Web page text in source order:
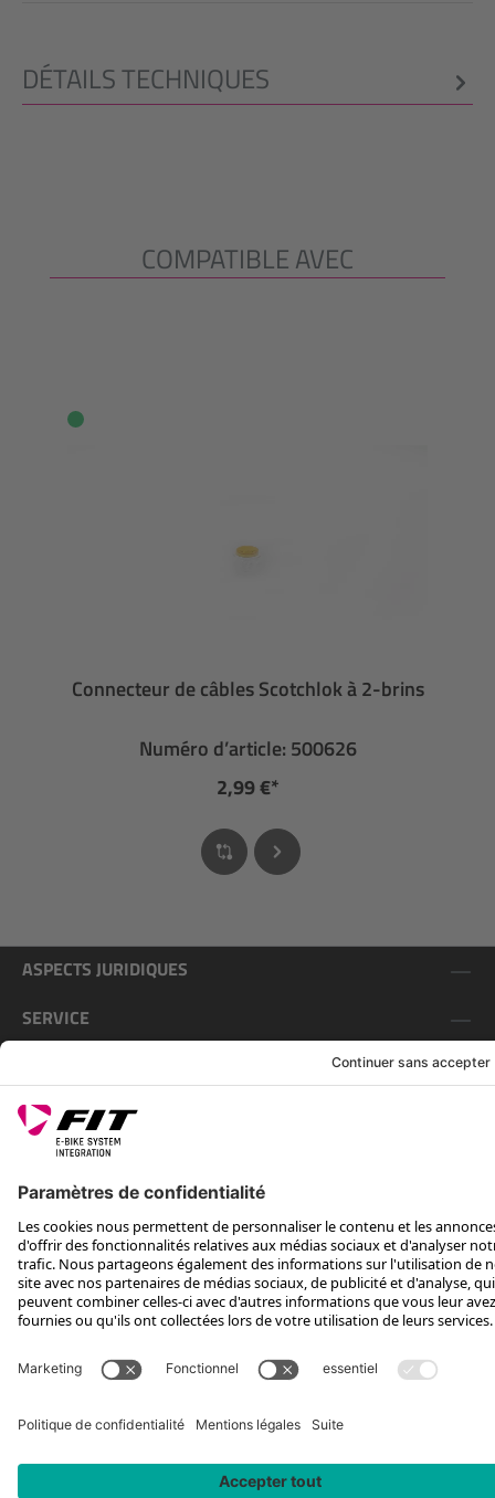
DÉTAILS TECHNIQUES
Ignorer la galerie de produits
COMPATIBLE AVEC
Connecteur de câbles Scotchlok à 2-brins
Numéro d’article: 500626
2,99 €*
ASPECTS JURIDIQUES
SERVICE
SUIS-NOUS SUR
*Prix conseillé avec TVA. Hors frais de transport